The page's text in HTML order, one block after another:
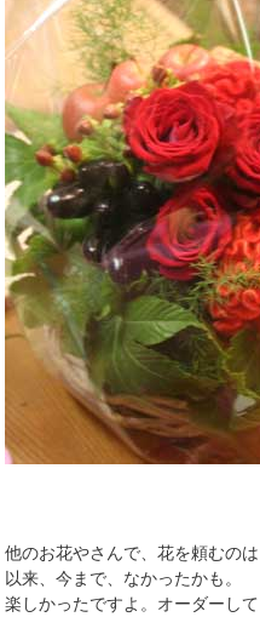
他のお花やさんで、花を頼むの
以来、今まで、なかったかも。
楽しかったですよ。オーダーし